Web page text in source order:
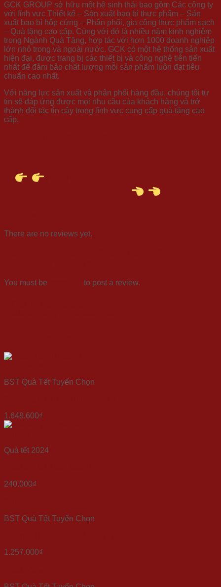
GCK GROUP sở hữu một hệ sinh thái bao gồm Các công ty
với lĩnh vực Thiết kế – Sản xuất bao bì thực phẩm – Sản
xuất bao bì hộp cứng – Phân phối, gia công thực phẩm sạch
– Quà tặng cao cấp. Cùng với đó là nhiều năm kinh nghiệm
trong Ngành Quà Tặng, hợp tác với hơn 1000 doanh nghiệp
lớn nhỏ trong và ngoài nước. GCK có một hệ thống sản xuất
hiện đại, được trang bị các thiết bị và công nghệ tiên tiến
nhất để đảm bảo chất lượng mỗi sản phẩm luôn đạt tiêu
chuẩn cao nhất.
Với năng lực sản xuất và phân phối hàng đầu, chúng tôi tự
tin sẽ đáp ứng được mọi nhu cầu của khách hàng và trở
thành đối tác tin cậy trong lĩnh vực cung cấp quà tặng cao
cấp.
There are no reviews yet.
You must be to post a review.
BST Quà Tết Tuyển Chọn
1.648.600₫
Quà tết 2024
240.000₫
BST Quà Tết Tuyển Chọn
1.257.000₫